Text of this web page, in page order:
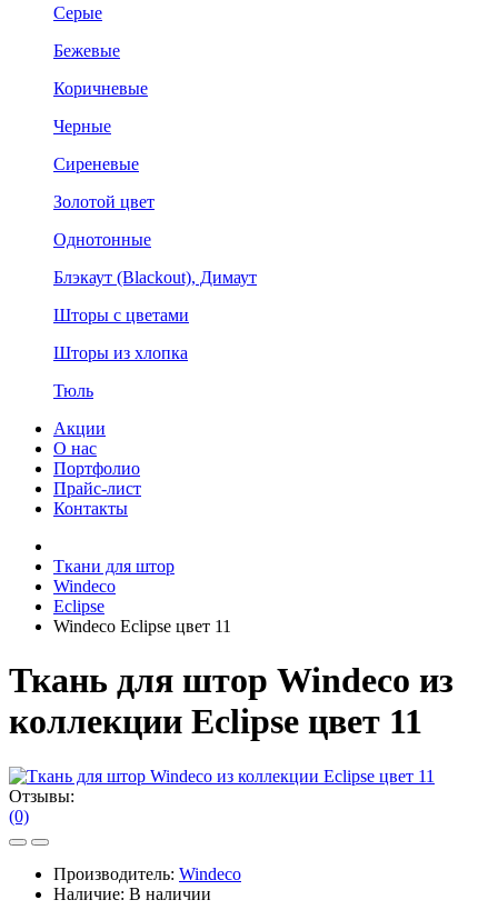
Серые
Бежевые
Коричневые
Черные
Сиреневые
Золотой цвет
Однотонные
Блэкаут (Blackout), Димаут
Шторы с цветами
Шторы из хлопка
Тюль
Акции
О нас
Портфолио
Прайс-лист
Контакты
Ткани для штор
Windeco
Eclipse
Windeco Eclipse цвет 11
Ткань для штор Windeco из
коллекции Eclipse цвет 11
Отзывы:
(0)
Производитель: Windeco
Наличие: В наличии